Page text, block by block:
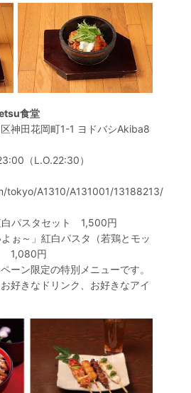
食堂
神田花岡町1-1 ヨドバシAkiba8
（L.O.22:30）
tokyo/A1310/A131001/13188213/
パスタセット 1,500円
ぉ～」紅白パスタ（若鶏とモッ
1,080円
ーン限定の特別メニューです。
好きなドリンク、お好きなアイ